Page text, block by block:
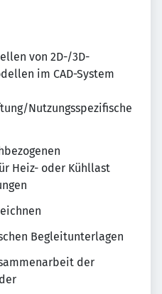
von 2D-/3D-
im CAD-System
Nutzungsspezifische
Heiz- oder Kühllast
Begleitunterlagen
der